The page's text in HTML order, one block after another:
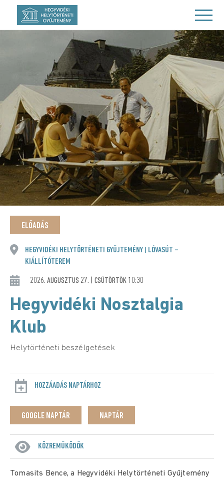
ELŐADÁS
HEGYVIDÉKI HELYTÖRTÉNETI GYŰJTEMÉNY
LÓVASÚT –
KIÁLLÍTÓTEREM
2026. AUGUSZTUS 27. | CSÜTÖRTÖK 10:30
Hegyvidéki Nosztalgia
Klub
Helytörténeti beszélgetések
HOZZÁADÁS NAPTÁRHOZ
GOOGLE NAPTÁR NAPTÁR
KÖZREMŰKÖDŐK
Tomasits Bence, a Hegyvidéki Helytörténeti Gyűjtemény